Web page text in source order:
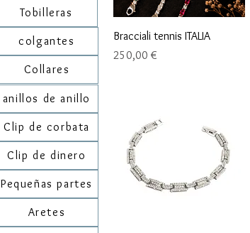
Tobilleras
colgantes
Collares
anillos de anillo
Clip de corbata
Clip de dinero
Pequeñas partes
Aretes
Vista rápida
Bracciali tennis ITALIA
Precio
250,00 €